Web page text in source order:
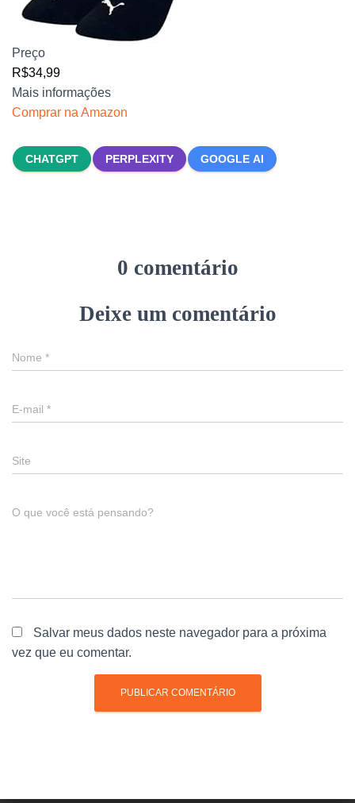
Preço
R$34,99
Mais informações
Comprar na Amazon
CHATGPT PERPLEXITY GOOGLE AI
0 comentário
Deixe um comentário
Nome *
E-mail *
Site
O que você está pensando?
Salvar meus dados neste navegador para a próxima
vez que eu comentar.